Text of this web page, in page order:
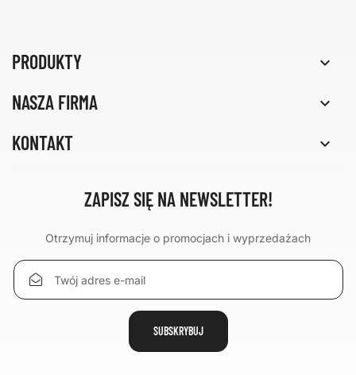
PRODUKTY 
NASZA FIRMA 
KONTAKT 
ZAPISZ SIĘ NA NEWSLETTER!
Otrzymuj informacje o promocjach i wyprzedażach